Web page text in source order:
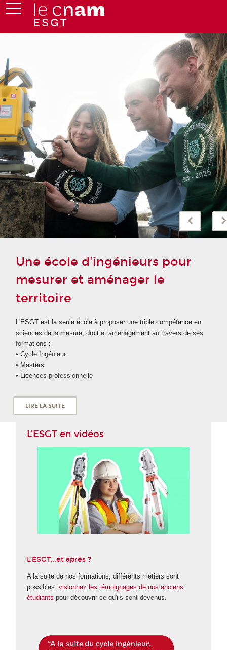
Une école d'ingénieurs pour
mesurer et aménager le
territoire
L'ESGT est la seule école à proposer une triple compétence en
sciences de la mesure, droit et aménagement au travers de ses
formations :
• Cycle Ingénieur
• Masters
• Licences professionnelle
LIRE LA SUITE
L’ESGT en vidéos
L'ESGT...et après ?
A la suite de nos formations, différents métiers sont
possibles,visionnez les témoignages de nos anciens
étudiants pour découvrir ce qu'ils sont devenus.